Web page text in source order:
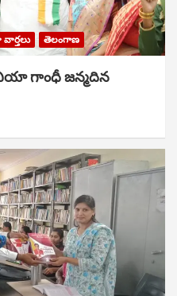
తెలంగాణ
గాంధీ జ‌న్మ‌దిన